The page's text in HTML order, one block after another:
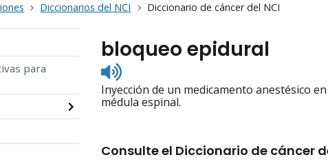
Diccionarios del NCI Diccionario de cáncer del NCI
para
bloqueo epidural
Listen
to
pronunciation
Inyección de un medicamento anestésico
médula espinal.
Consulte el Diccionario de cáncer